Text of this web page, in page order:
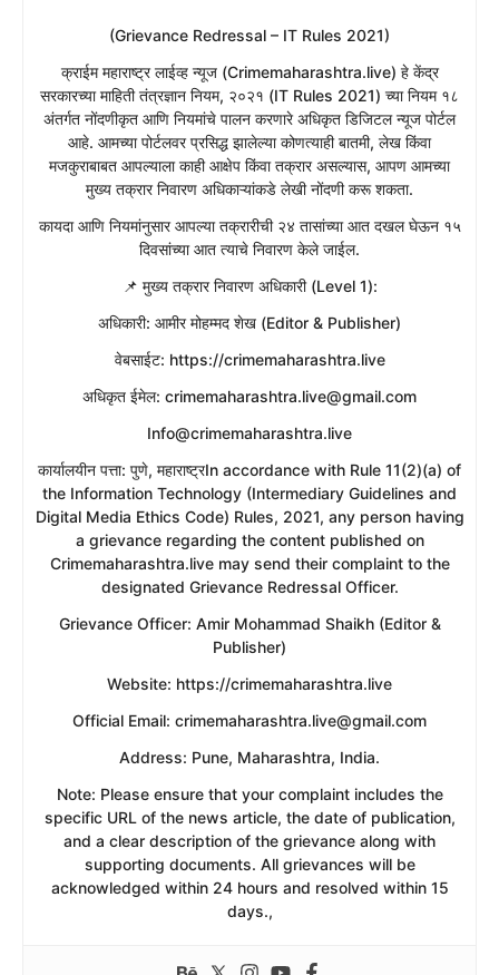
(Grievance Redressal – IT Rules 2021)
​क्राईम महाराष्ट्र लाईव्ह न्यूज (Crimemaharashtra.live) हे केंद्र
सरकारच्या माहिती तंत्रज्ञान नियम, २०२१ (IT Rules 2021) च्या नियम १८
अंतर्गत नोंदणीकृत आणि नियमांचे पालन करणारे अधिकृत डिजिटल न्यूज पोर्टल
आहे. आमच्या पोर्टलवर प्रसिद्ध झालेल्या कोणत्याही बातमी, लेख किंवा
मजकुराबाबत आपल्याला काही आक्षेप किंवा तक्रार असल्यास, आपण आमच्या
मुख्य तक्रार निवारण अधिकाऱ्यांकडे लेखी नोंदणी करू शकता.
​कायदा आणि नियमांनुसार आपल्या तक्रारीची २४ तासांच्या आत दखल घेऊन १५
दिवसांच्या आत त्याचे निवारण केले जाईल.
​📌 मुख्य तक्रार निवारण अधिकारी (Level 1):
​अधिकारी: आमीर मोहम्मद शेख (Editor & Publisher)
​वेबसाईट: https://crimemaharashtra.live
​अधिकृत ईमेल: crimemaharashtra.live@gmail.com
Info@crimemaharashtra.live
​कार्यालयीन पत्ता: पुणे, महाराष्ट्रIn accordance with Rule 11(2)(a) of
the Information Technology (Intermediary Guidelines and
Digital Media Ethics Code) Rules, 2021, any person having
a grievance regarding the content published on
Crimemaharashtra.live may send their complaint to the
designated Grievance Redressal Officer.
​Grievance Officer: Amir Mohammad Shaikh (Editor &
Publisher)
​Website: https://crimemaharashtra.live
​Official Email: crimemaharashtra.live@gmail.com
​Address: Pune, Maharashtra, India.
​Note: Please ensure that your complaint includes the
specific URL of the news article, the date of publication,
and a clear description of the grievance along with
supporting documents. All grievances will be
acknowledged within 24 hours and resolved within 15
days.,